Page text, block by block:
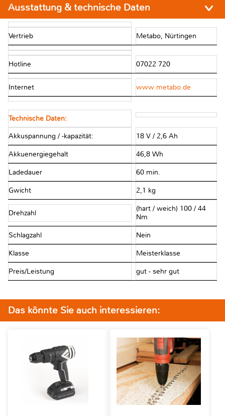
Ausstattung & technische Daten
Vertrieb Metabo, Nürtingen
Hotline 07022 720
Internet www.metabo.de
Technische Daten:
Akkuspannung / -kapazität: 18 V / 2,6 Ah
Akkuenergiegehalt 46,8 Wh
Ladedauer 60 min.
Gwicht 2,1 kg
Drehzahl
(hart / weich) 100 / 44
Nm
Schlagzahl Nein
Klasse Meisterklasse
Preis/Leistung gut - sehr gut
Das könnte Sie auch interessieren: